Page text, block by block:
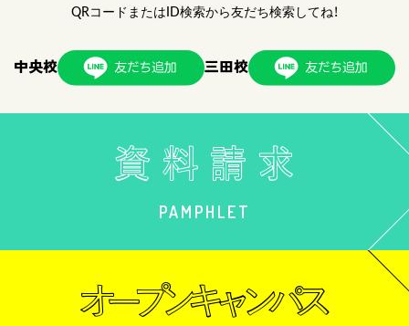
QRコードまたはID検索から友だち検索してね！
中央校 三田校
PAMPHLET